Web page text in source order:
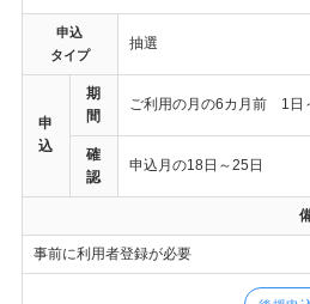
申込
タイプ
抽選
申
込
期
間
ご利用の月の6カ月前 1日
確
認
申込月の18日～25日
事前に利用者登録が必要